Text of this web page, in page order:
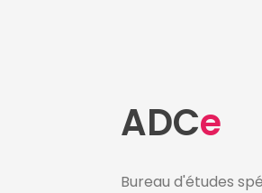
ADCe
Bureau d'études